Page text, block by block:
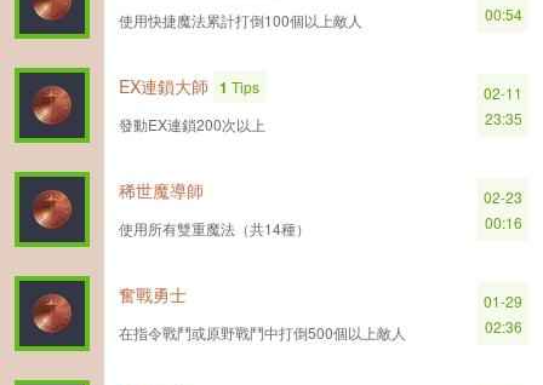
使用快捷魔法累計打倒100個以上敵人
00:54
EX連鎖大師 1 Tips
發動EX連鎖200次以上
02-11
23:35
稀世魔導師
使用所有雙重魔法（共14種）
02-23
00:16
奮戰勇士
在指令戰鬥或原野戰鬥中打倒500個以上敵人
01-29
02:36